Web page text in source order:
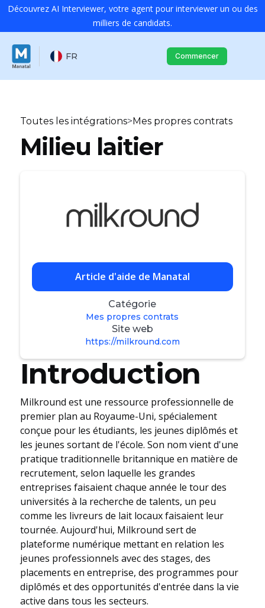
Découvrez AI Interviewer, votre agent pour interviewer un ou des
milliers de candidats.
FR Commencer
Toutes les intégrations>Mes propres contrats
Milieu laitier
Article d'aide de Manatal
Catégorie
Mes propres contrats
Site web
https://milkround.com
Introduction
Milkround est une ressource professionnelle de
premier plan au Royaume-Uni, spécialement
conçue pour les étudiants, les jeunes diplômés et
les jeunes sortant de l'école. Son nom vient d'une
pratique traditionnelle britannique en matière de
recrutement, selon laquelle les grandes
entreprises faisaient chaque année le tour des
universités à la recherche de talents, un peu
comme les livreurs de lait locaux faisaient leur
tournée. Aujourd'hui, Milkround sert de
plateforme numérique mettant en relation les
jeunes professionnels avec des stages, des
placements en entreprise, des programmes pour
diplômés et des opportunités d'entrée dans la vie
active dans tous les secteurs.